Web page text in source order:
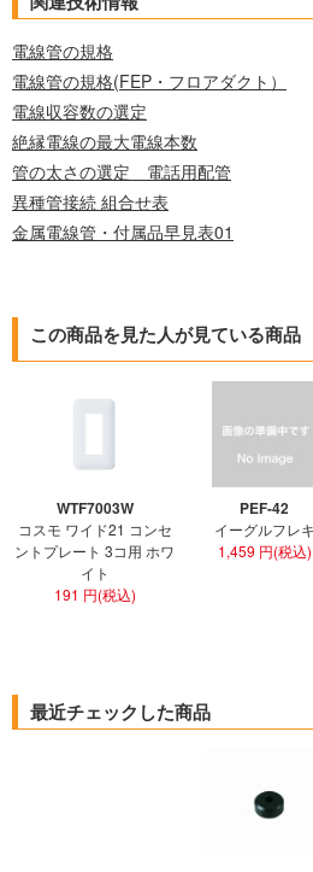
電線管の規格
電線管の規格(FEP・フロアダクト）
電線収容数の選定
絶縁電線の最大電線本数
管の太さの選定 電話用配管
異種管接続 組合せ表
金属電線管・付属品早見表01
この商品を見た人が見ている商品
WTF7003W
コスモ ワイド21 コンセ
ントプレート 3コ用 ホワ
イト
191 円(税込)
PEF-42
イーグルフレキ
1,459 円(税込)
最近チェックした商品